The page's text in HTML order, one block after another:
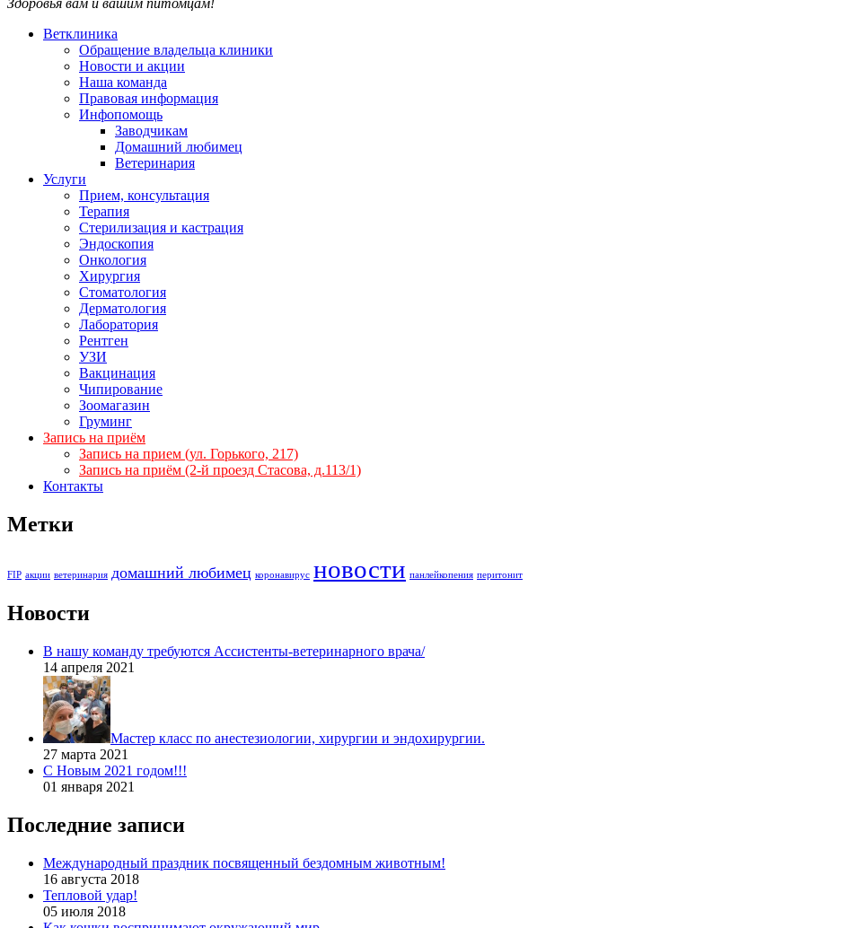
Ветклиника
Обращение владельца клиники
Новости и акции
Наша команда
Правовая информация
Инфопомощь
Заводчикам
Домашний любимец
Ветеринария
Услуги
Прием, консультация
Терапия
Стерилизация и кастрация
Эндоскопия
Онкология
Хирургия
Стоматология
Дерматология
Лаборатория
Рентген
УЗИ
Вакцинация
Чипирование
Зоомагазин
Груминг
Запись на приём
Запись на прием (ул. Горького, 217)
Запись на приём (2-й проезд Стасова, д.113/1)
Контакты
Метки
FIP акции ветеринария домашний любимец коронавирус новости панлейкопения перитонит
Новости
В нашу команду требуются Ассистенты-ветеринарного врача/
14 апреля 2021
Мастер класс по анестезиологии, хирургии и эндохирургии.
27 марта 2021
С Новым 2021 годом!!!
01 января 2021
Последние записи
Международный праздник посвященный бездомным животным!
16 августа 2018
Тепловой удар!
05 июля 2018